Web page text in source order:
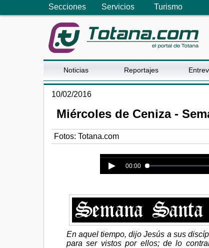
Secciones Servicios Turismo
Noticias Reportajes
10/02/2016
Miércoles de Ceniza -
Fotos: Totana.com
Error loading media: File
00:00
En aquel tiempo, dijo Jesús a sus
para ser vistos por ellos; de lo